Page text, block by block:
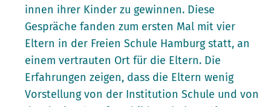
innen ihrer Kinder zu gewinnen. Diese
Gespräche fanden zum ersten Mal mit vier
Eltern in der Freien Schule Hamburg statt, an
einem vertrauten Ort für die Eltern. Die
Erfahrungen zeigen, dass die Eltern wenig
Vorstellung von der Institution Schule und von